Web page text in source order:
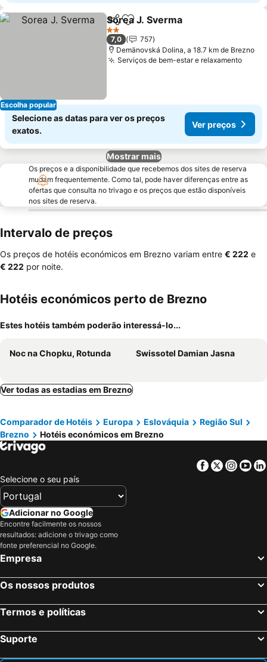
Escolha popular
PartilharAdicionar aos favoritos
Sorea J. Sverma
2 Estrelas
7,0
757
Demänovská Dolina, a 18.7 km de Brezno
Serviços de bem-estar e relaxamentoVer
Selecione as datas para ver os preços
exatos.
Ver preços
Mostrar mais
Os preços e a disponibilidade que recebemos dos sites de reserva
mudam frequentemente. Como tal, pode haver diferenças entre as
ofertas que consulta no trivago e os preços que estão disponíveis
nos sites de reserva.
Intervalo de preços
Os preços de hotéis económicos em Brezno variam entre ‎€ 222 e
‎€ 222 por noite.
Hotéis económicos perto de Brezno
Estes hotéis também poderão interessá-lo...
Noc na Chopku, Rotunda Swissotel Damian Jasna
Ver todas as estadias em Brezno
Comparador de Hotéis Europa Eslováquia
Região Sul
Brezno
Hotéis económicos em Brezno
Facebook
Twitter
Selecione o seu país
Adicionar no Google
Encontre facilmente os nossos
resultados: adicione o trivago como
fonte preferencial no Google.
Empresa
Os nossos produtos
Termos e políticas
Suporte